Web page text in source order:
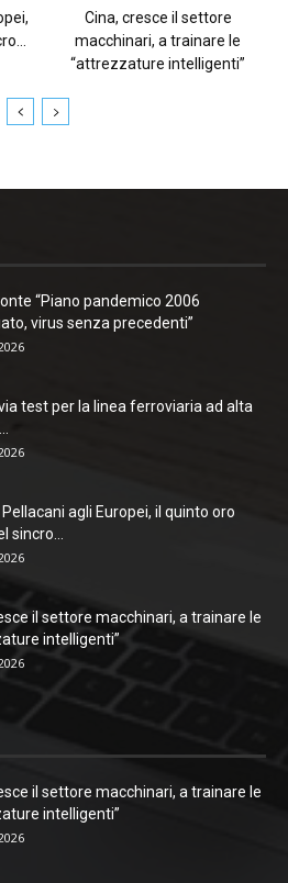
Cina, cresce il settore
macchinari, a trainare le
“attrezzature intelligenti”
“Piano pandemico 2006
virus senza precedenti”
test per la linea ferroviaria ad alta
Pellacani agli Europei, il quinto oro
sincro...
il settore macchinari, a trainare le
intelligenti”
il settore macchinari, a trainare le
intelligenti”